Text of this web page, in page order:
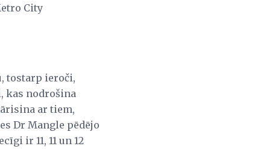
City
tostarp ieroči,
kas nodrošina
ar tiem,
Dr Mangle pēdējo
ir 11, 11 un 12